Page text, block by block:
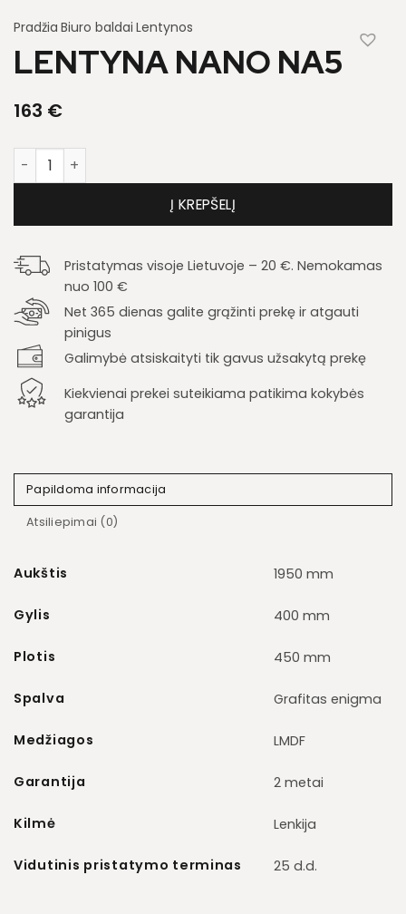
Pradžia Biuro baldai Lentynos
LENTYNA NANO NA5
163 €
produkto kiekis: Lentyna Nano NA5
Į KREPŠELĮ
Pristatymas visoje Lietuvoje – 20 €. Nemokamas
nuo 100 €
Net 365 dienas galite grąžinti prekę ir atgauti
pinigus
Galimybė atsiskaityti tik gavus užsakytą prekę
Kiekvienai prekei suteikiama patikima kokybės
garantija
Papildoma informacija
Atsiliepimai (0)
Aukštis 1950 mm
Gylis 400 mm
Plotis 450 mm
Spalva Grafitas enigma
Medžiagos LMDF
Garantija 2 metai
Kilmė Lenkija
Vidutinis pristatymo terminas 25 d.d.